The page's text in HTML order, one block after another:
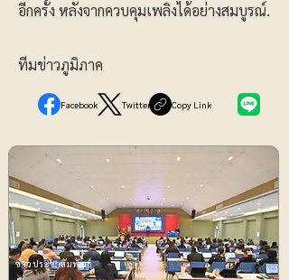
อีกครั้ง หลังจากควบคุมเพลิงได้อย่างสมบูรณ์.
ทีมข่าวภูมิภาค
Facebook Twitter Copy Link
ข่าวประชาสัมพันธ์